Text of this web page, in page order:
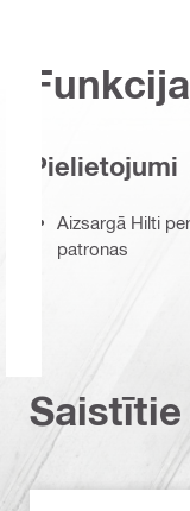
Pielietojumi
Aizsargā Hilti
patronas